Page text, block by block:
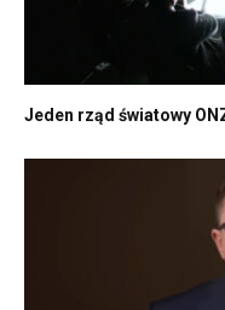
Jeden rząd światowy